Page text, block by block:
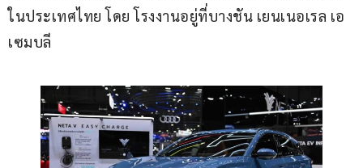
ในประเทศไทย โดย โรงงานอยู่ที่บางชัน เยนเนอเรล เอ
เซมบลี